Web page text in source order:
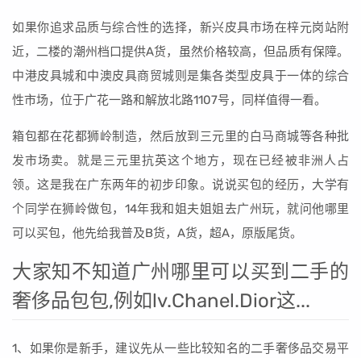
如果你追求品质与综合性的选择，新兴皮具市场在梓元岗站附
近，二楼的潮州档口提供A货，虽然价格较高，但品质有保障。
中港皮具城和中澳皮具商贸城则是集各类型皮具于一体的综合
性市场，位于广花一路和解放北路1107号，同样值得一看。
箱包都在花都狮岭制造，然后放到三元里的白马商城等各种批
发市场卖。就是三元里抗英这个地方，现在已经被非洲人占
领。这是我在广东两年的初步印象。说说买包的经历，大学有
个同学在狮岭做包，14年我和姐夫姐姐去广州玩，就问他哪里
可以买包，他先给我普及B货，A货，超A，原版尾货。
大家知不知道广州哪里可以买到二手的
奢侈品包包,例如lv.Chanel.Dior这...
1、如果你是新手，建议先从一些比较知名的二手奢侈品交易平